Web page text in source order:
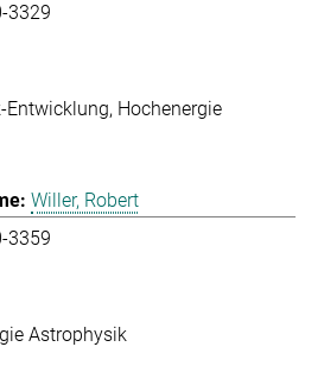
3329
Entwicklung Hochenergie
Willer, Robert
3359
Astrophysik